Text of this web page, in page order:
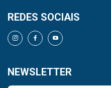
REDES SOCIAIS
NEWSLETTER